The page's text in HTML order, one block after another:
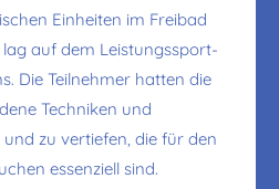
Einheiten im Freibad
lag auf dem Leistungssport-
Die Teilnehmer hatten die
Techniken und
zu vertiefen, die für den
essenziell sind.